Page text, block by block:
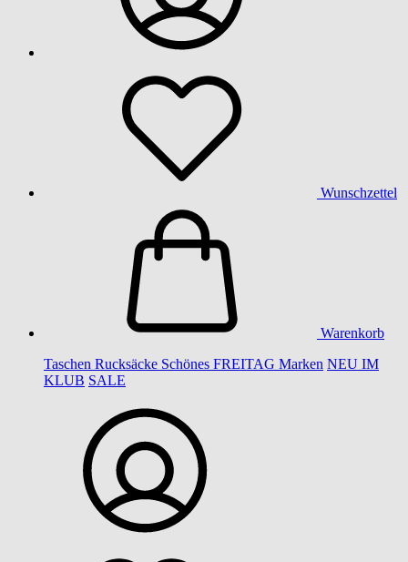
Wunschzettel
Warenkorb
Taschen Rucksäcke Schönes FREITAG Marken NEU IM
KLUB SALE